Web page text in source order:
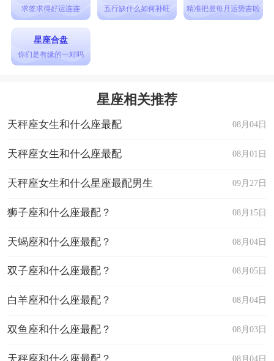
求签求得好运连连 五行缺什么如何补旺 精准把握每月运势吉凶
星座合盘
你们是有缘的一对吗
星座相关推荐
08月04日
天秤座女生和什么座最配
08月01日
天秤座女生和什么座最配
09月27日
天秤座女生和什么星座最配男生
08月15日
狮子座和什么座最配？
08月04日
天蝎座和什么座最配？
08月05日
双子座和什么座最配？
08月04日
白羊座和什么座最配？
08月03日
双鱼座和什么座最配？
08月04日